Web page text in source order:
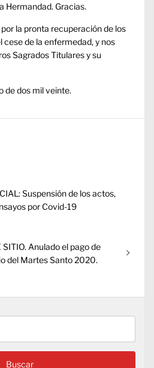
Hermandad. Gracias.
la pronta recuperación de los
de la enfermedad, y nos
Sagrados Titulares y su
de dos mil veinte.
Suspensión de los actos,
por Covid-19
SITIO. Anulado el pago de
del Martes Santo 2020.